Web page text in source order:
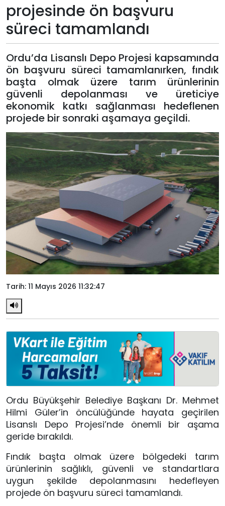
Giriş
Yap
projesinde ön başvuru
süreci tamamlandı
Ordu’da Lisanslı Depo Projesi kapsamında
ön başvuru süreci tamamlanırken, fındık
başta olmak üzere tarım ürünlerinin
güvenli depolanması ve üreticiye
ekonomik katkı sağlanması hedeflenen
projede bir sonraki aşamaya geçildi.
Tarih: 11 Mayıs 2026 11:32:47
Ordu Büyükşehir Belediye Başkanı Dr. Mehmet
Hilmi Güler’in öncülüğünde hayata geçirilen
Lisanslı Depo Projesi’nde önemli bir aşama
geride bırakıldı.
Fındık başta olmak üzere bölgedeki tarım
ürünlerinin sağlıklı, güvenli ve standartlara
uygun şekilde depolanmasını hedefleyen
projede ön başvuru süreci tamamlandı.